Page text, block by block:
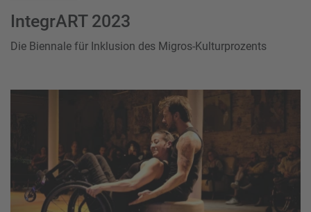
IntegrART 2023
Die Biennale für Inklusion des Migros-Kulturprozents